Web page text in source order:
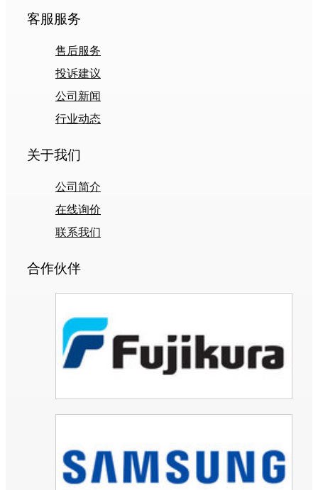
客服服务
售后服务
投诉建议
公司新闻
行业动态
关于我们
公司简介
在线询价
联系我们
合作伙伴